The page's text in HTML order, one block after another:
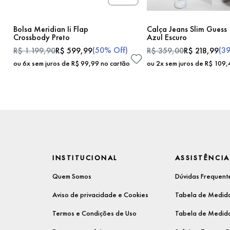
Bolsa Meridian Ii Flap
Crossbody Preto
R$1.199,90R$ 599,99(50% Off)
ou6x sem juros de R$ 99,99 no cartão
Calça Jeans Slim Guess
Azul Escuro
R$359,00R$ 218,99(
ou2x sem juros de R$ 109,
INSTITUCIONAL
Quem Somos
Aviso de privacidade e Cookies
Termos e Condições de Uso
ASSISTÊNCIA
Dúvidas
Tabela de
Tabela de